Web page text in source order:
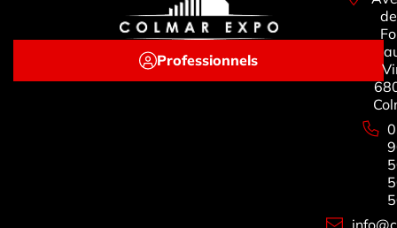
Professionnels